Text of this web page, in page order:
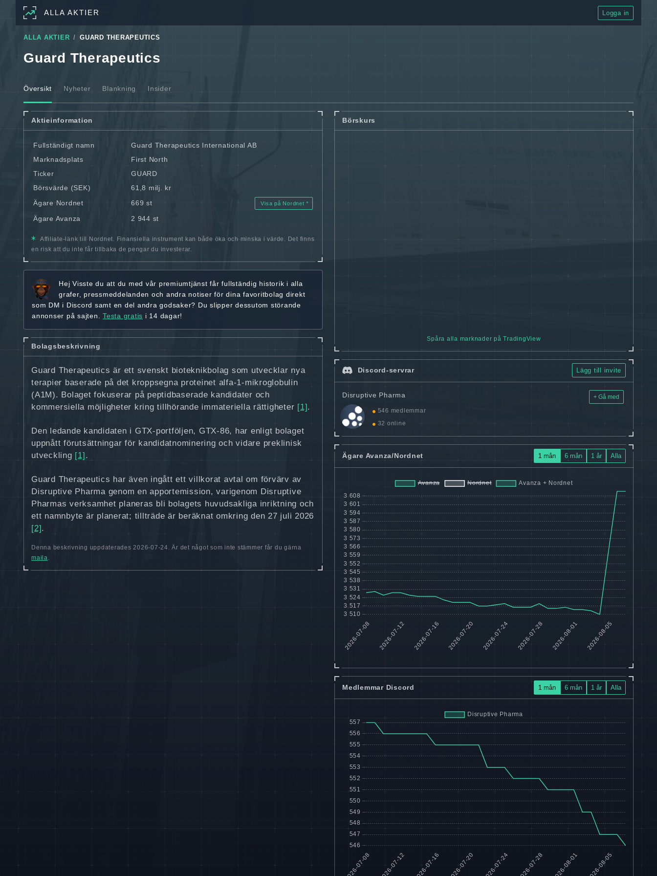
ALLA AKTIER Logga in
ALLA AKTIER GUARD THERAPEUTICS
Guard Therapeutics
Översikt Nyheter Blankning Insider
Aktieinformation
Fullständigt namn
Guard Therapeutics International AB
Marknadsplats
First North
Ticker
GUARD
Börsvärde (SEK)
61,8 milj. kr
Ägare Nordnet
669 st Visa på Nordnet
Ägare Avanza 2 944 st
Affiliate-länk till Nordnet. Finansiella instrument kan både öka och minska i värde. Det finns
en risk att du inte får tillbaka de pengar du investerar.
Hej Visste du att du med vår premiumtjänst fårfullständig historik i alla
grafer, pressmeddelanden och andra notiser för dina favoritbolag direkt
som DM i Discord samt en del andra godsaker? Du slipper dessutom störande
annonser på sajten. Testa gratis i 14 dagar!
Bolagsbeskrivning
Guard Therapeutics är ett svenskt bioteknikbolag som utvecklar nya
terapier baserade på det kroppsegna proteinet alfa-1-mikroglobulin
(A1M). Bolaget fokuserar på peptidbaserade kandidater och
kommersiella möjligheter kring tillhörande immateriella rättigheter [1] .
Den ledande kandidaten i GTX‑portföljen, GTX‑86, har enligt bolaget
uppnått förutsättningar för kandidatnominering och vidare preklinisk
utveckling [1] .
Guard Therapeutics har även ingått ett villkorat avtal om förvärv av
Disruptive Pharma genom en apportemission, varigenom Disruptive
Pharmas verksamhet planeras bli bolagets huvudsakliga inriktning och
ett namnbyte är planerat; tillträde är beräknat omkring den 27 juli 2026
[2] .
Denna beskrivning uppdaterades 2026-07-24. Är det något som inte stämmer får du gärna
maila.
Börskurs
Spåra alla marknader på TradingView
Discord-servrar Lägg till invite
Disruptive Pharma
546 medlemmar
32 online
+ Gå med
Ägare Avanza/Nordnet 1 mån 6 mån 1 år Alla
Medlemmar Discord 1 mån 6 mån 1 år Alla